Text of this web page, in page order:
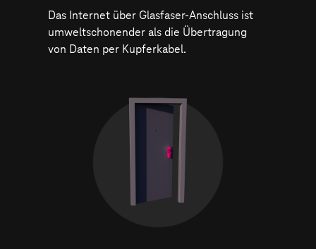
Das Internet über Glasfaser-Anschluss ist
umweltschonender als die Übertragung
von Daten per Kupferkabel.